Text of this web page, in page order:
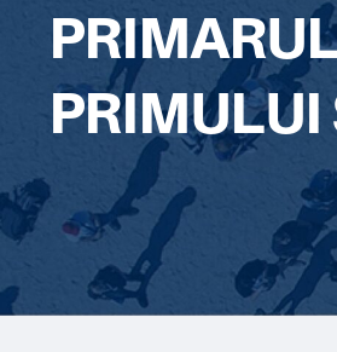
PRIMULUI